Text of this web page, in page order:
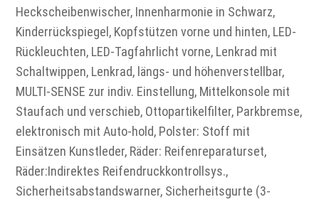
Heckscheibenwischer, Innenharmonie in Schwarz,
Kinderrückspiegel, Kopfstützen vorne und hinten, LED-
Rückleuchten, LED-Tagfahrlicht vorne, Lenkrad mit
Schaltwippen, Lenkrad, längs- und höhenverstellbar,
MULTI-SENSE zur indiv. Einstellung, Mittelkonsole mit
Staufach und verschieb, Ottopartikelfilter, Parkbremse,
elektronisch mit Auto-hold, Polster: Stoff mit
Einsätzen Kunstleder, Räder: Reifenreparaturset,
Räder:Indirektes Reifendruckkontrollsys.,
Sicherheitsabstandswarner, Sicherheitsgurte (3-